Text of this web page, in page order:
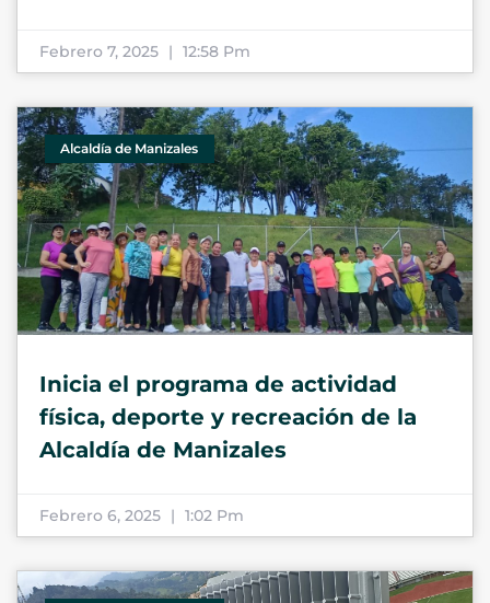
Febrero 7, 2025 12:58 Pm
Alcaldía de Manizales
Inicia el programa de actividad
física, deporte y recreación de la
Alcaldía de Manizales
Febrero 6, 2025 1:02 Pm